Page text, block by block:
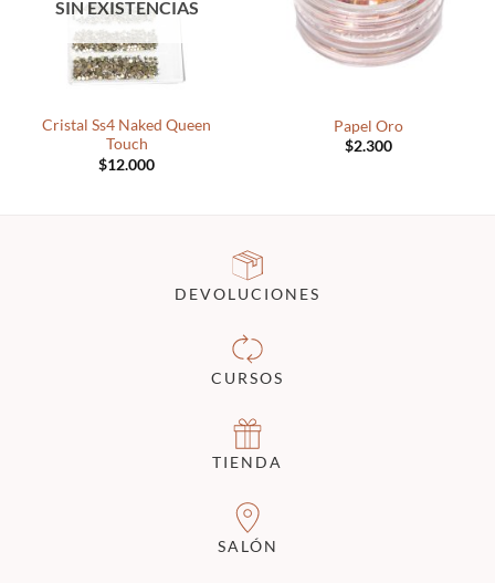
SIN EXISTENCIAS
Cristal Ss4 Naked Queen
Touch
$12.000
Papel Oro
$2.300
DEVOLUCIONES
CURSOS
TIENDA
SALÓN